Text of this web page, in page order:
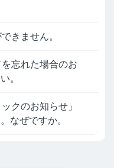
きません。
忘れた場合のお
。
クのお知らせ」
なぜですか。